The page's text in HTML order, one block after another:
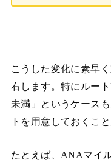
こうした変化に素早
右します。特にルー
未満」というケース
トを用意しておくこ
たとえば、ANAマイ